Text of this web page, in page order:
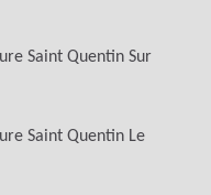
Saint Quentin Sur
Saint Quentin Le